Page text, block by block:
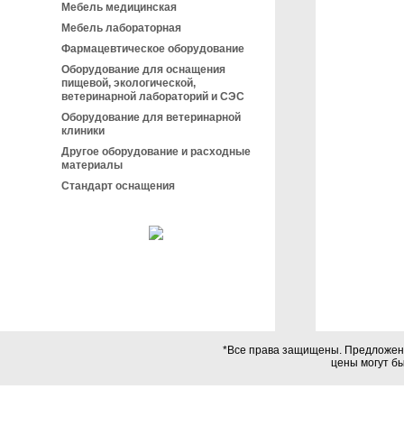
Мебель медицинская
Мебель лабораторная
Фармацевтическое оборудование
Оборудование для оснащения
пищевой, экологической,
ветеринарной лабораторий и СЭС
Оборудование для ветеринарной
клиники
Другое оборудование и расходные
материалы
Стандарт оснащения
*Все права защищены.
цены могут